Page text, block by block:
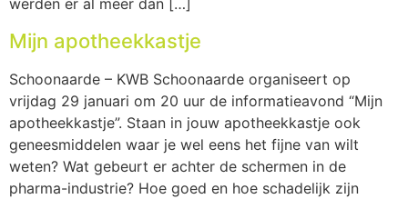
werden er al meer dan […]
Mijn apotheekkastje
Schoonaarde – KWB Schoonaarde organiseert op
vrijdag 29 januari om 20 uur de informatieavond “Mijn
apotheekkastje”. Staan in jouw apotheekkastje ook
geneesmiddelen waar je wel eens het fijne van wilt
weten? Wat gebeurt er achter de schermen in de
pharma-industrie? Hoe goed en hoe schadelijk zijn